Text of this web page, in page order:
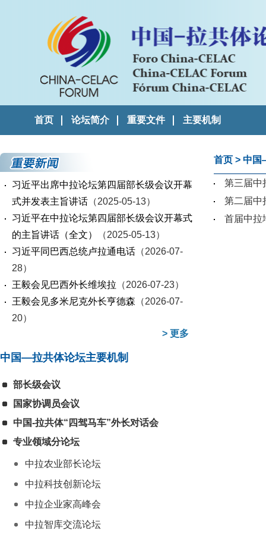
首页 论坛简介 重要文件 主要机制
习近平出席中拉论坛第四届部长级会议开幕
式并发表主旨讲话 （2025-05-13）
习近平在中拉论坛第四届部长级会议开幕式
的主旨讲话（全文）
（2025-05-13）
习近平同巴西总统卢拉通电话 （2026-07-
28）
王毅会见巴西外长维埃拉 （2026-07-23）
王毅会见多米尼克外长亨德森 （2026-07-
20）
> 更多
中国—拉共体论坛主要机制
部长级会议
国家协调员会议
中国-拉共体“四驾马车”外长对话会
专业领域分论坛
中拉农业部长论坛
中拉科技创新论坛
中拉企业家高峰会
中拉智库交流论坛
首页 > 中国
第三届中
第二届中
首届中拉